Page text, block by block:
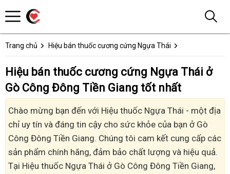
Trang chủ Hiệu bán thuốc cương cứng Ngựa Thái
Hiệu bán thuốc cương cứng Ngựa Thái ở
Gò Công Đông Tiền Giang tốt nhất
Chào mừng bạn đến với Hiệu thuốc Ngựa Thái - một địa
chỉ uy tín và đáng tin cậy cho sức khỏe của bạn ở Gò
Công Đông Tiền Giang. Chúng tôi cam kết cung cấp các
sản phẩm chính hãng, đảm bảo chất lượng và hiệu quả.
Tại Hiệu thuốc Ngựa Thái ở Gò Công Đông Tiền Giang,